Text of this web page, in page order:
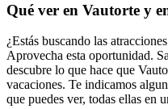
Qué ver en Vautorte y
¿Estás buscando las
Aprovecha esta oportunidad.
descubre lo que hace que
vacaciones. Te indicamos
que puedes ver, todas ellas en